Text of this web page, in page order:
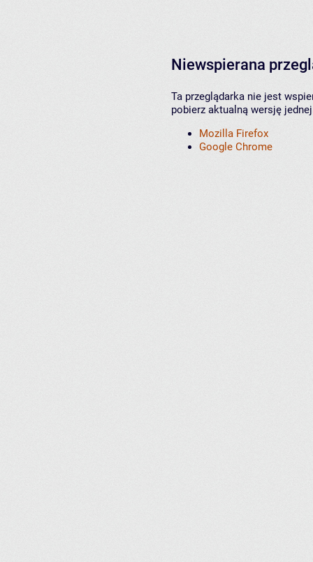
Niewspierana
Ta przeglądarka nie jest
pobierz aktualną wersję
Mozilla Firefox
Google Chrome